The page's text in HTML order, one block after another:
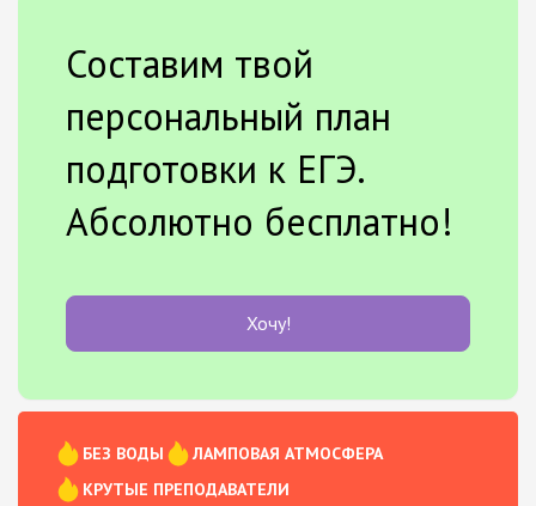
Составим твой
персональный план
подготовки к ЕГЭ.
Абсолютно бесплатно!
Хочу!
БЕЗ ВОДЫ
ЛАМПОВАЯ АТМОСФЕРА
КРУТЫЕ ПРЕПОДАВАТЕЛИ